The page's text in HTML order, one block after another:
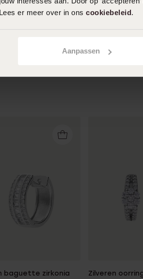
er meer over in ons cookiebeleid.
Aanpassen
baguette zirkonia
Zilveren